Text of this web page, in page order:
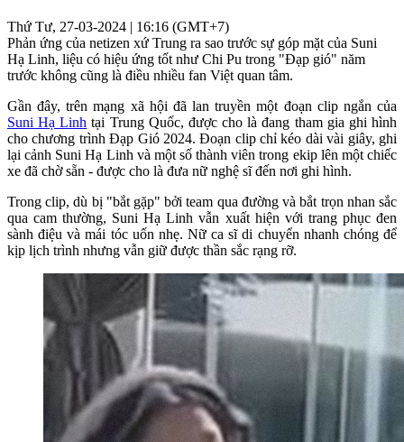
Thứ Tư, 27-03-2024 | 16:16 (GMT+7)
Phản ứng của netizen xứ Trung ra sao trước sự góp mặt của Suni
Hạ Linh, liệu có hiệu ứng tốt như Chi Pu trong "Đạp gió" năm
trước không cũng là điều nhiều fan Việt quan tâm.
Gần đây, trên mạng xã hội đã lan truyền một đoạn clip ngắn của
Suni Hạ Linh tại Trung Quốc, được cho là đang tham gia ghi hình
cho chương trình Đạp Gió 2024. Đoạn clip chỉ kéo dài vài giây, ghi
lại cảnh Suni Hạ Linh và một số thành viên trong ekip lên một chiếc
xe đã chờ sẵn - được cho là đưa nữ nghệ sĩ đến nơi ghi hình.
Trong clip, dù bị "bắt gặp" bởi team qua đường và bắt trọn nhan sắc
qua cam thường, Suni Hạ Linh vẫn xuất hiện với trang phục đen
sành điệu và mái tóc uốn nhẹ. Nữ ca sĩ di chuyển nhanh chóng để
kịp lịch trình nhưng vẫn giữ được thần sắc rạng rỡ.